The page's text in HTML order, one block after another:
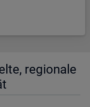
re­gio­na­le